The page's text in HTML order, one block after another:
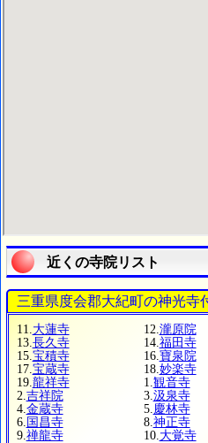
近くの寺院リスト
三重県度会郡大紀町の神光寺
11. 大蓮寺 12. 瀧原院
13. 長久寺 14. 福田寺
15. 宝積寺 16. 寶泉院
17. 宝蔵寺 18. 妙楽寺
19. 龍祥寺 1. 観音寺
2. 吉祥院 3. 汲泉寺
4. 金蔵寺 5. 慶林寺
6. 国昌寺 8. 神正寺
9. 禅龍寺 10. 大覚寺